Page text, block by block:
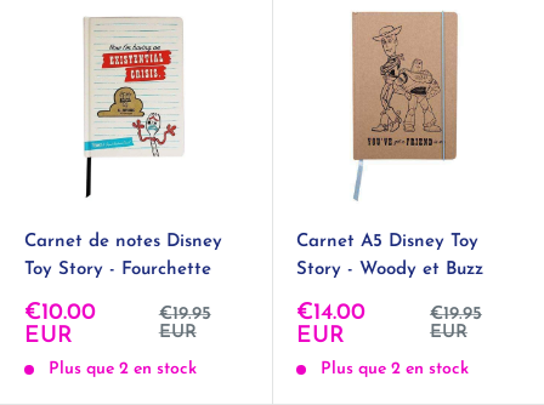
Carnet de notes Disney
Toy Story - Fourchette
Prix
réduit
€10.00
EUR
Prix
normal
€19.95
EUR
Plus que 2 en stock
Carnet A5 Disney Toy
Story - Woody et Buzz
Prix
réduit
€14.00
EUR
Prix
normal
€19.95
EUR
Plus que 2 en stock